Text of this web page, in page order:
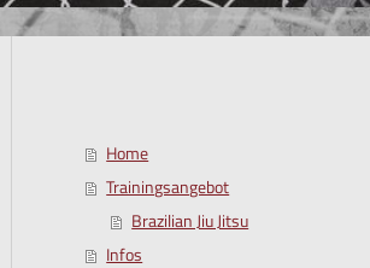
Home
Trainingsangebot
Brazilian Jiu Jitsu
Infos